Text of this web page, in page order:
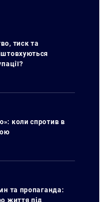
тиск та
коли спротив в
та пропаганда:
життя під